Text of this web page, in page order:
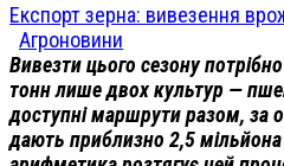
Експорт зерна: вивезення
Агроновини
Вивезти цього сезону
тонн лише двох культур —
доступні маршрути разом, за
дають приблизно 2,5